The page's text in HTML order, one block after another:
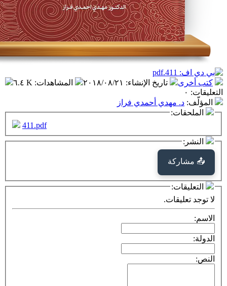
تاريخ الإنشاء:٢٠١٨/٠٨/٢١ المشاهدات:٦.٤ K
مهدي أحمدي فراز